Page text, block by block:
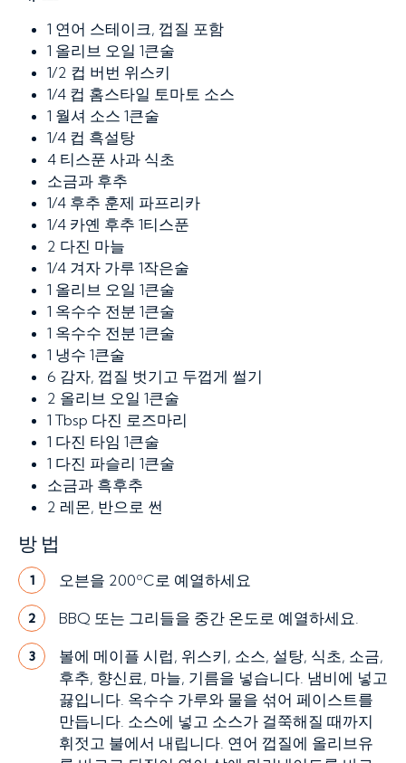
1 연어 스테이크, 껍질 포함
1 올리브 오일 1큰술
1/2 컵 버번 위스키
1/4 컵 홈스타일 토마토 소스
1 월셔 소스 1큰술
1/4 컵 흑설탕
4 티스푼 사과 식초
소금과 후추
1/4 후추 훈제 파프리카
1/4 카옌 후추 1티스푼
2 다진 마늘
1/4 겨자 가루 1작은술
1 올리브 오일 1큰술
1 옥수수 전분 1큰술
1 옥수수 전분 1큰술
1 냉수 1큰술
6 감자, 껍질 벗기고 두껍게 썰기
2 올리브 오일 1큰술
1Tbsp 다진 로즈마리
1 다진 타임 1큰술
1 다진 파슬리 1큰술
소금과 흑후추
2 레몬, 반으로 썬
방법
1 오븐을 200ºC로 예열하세요
2 BBQ 또는 그리들을 중간 온도로 예열하세요.
3
볼에 메이플 시럽, 위스키, 소스, 설탕, 식초, 소금,
후추, 향신료, 마늘, 기름을 넣습니다. 냄비에 넣고
끓입니다. 옥수수 가루와 물을 섞어 페이스트를
만듭니다. 소스에 넣고 소스가 걸쭉해질 때까지
휘젓고 불에서 내립니다. 연어 껍질에 올리브유